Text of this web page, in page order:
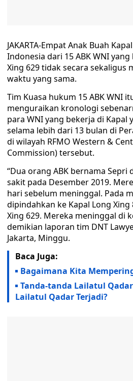
JAKARTA-Empat Anak Buah
Indonesia dari 15 ABK WNI
Xing 629 tidak secara sekaligus
waktu yang sama.
Tim Kuasa hukum 15 ABK WNI
menguraikan kronologi
para WNI yang bekerja di Kapal
selama lebih dari 13 bulan di
di wilayah RFMO Western &
Commission) tersebut.
“Dua orang ABK bernama Sepri
sakit pada Desember 2019.
hari sebelum meninggal. Pada
dipindahkan ke Kapal Long Xing
Xing 629. Mereka meninggal di
demikian laporan tim DNT
Jakarta, Minggu.
Baca Juga:
Bagaimana Kita
Tanda-tanda Lailatul
Lailatul Qadar Terjadi?